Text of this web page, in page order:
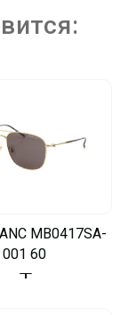
MB0417SA-
001 60